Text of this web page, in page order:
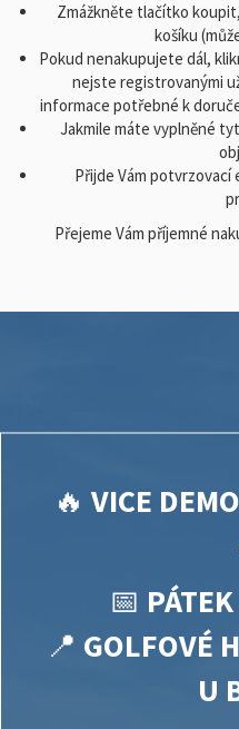
Zmážkněte tlačítko
košíku
Pokud nenakupujete dál,
nejste registrovanými
informace potřebné k
Jakmile máte vyplněné
Přijde Vám potvrzovací
Přejeme Vám příjemné
🔥 VICE
📅
📍 GOLFOVÉ
U